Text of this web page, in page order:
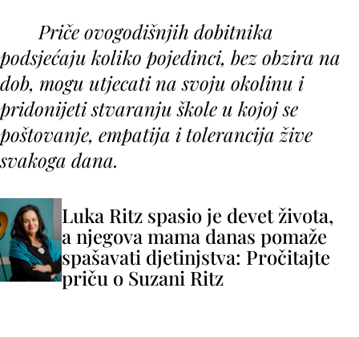
Priče ovogodišnjih dobitnika
podsjećaju koliko pojedinci, bez obzira na
dob, mogu utjecati na svoju okolinu i
pridonijeti stvaranju škole u kojoj se
poštovanje, empatija i tolerancija žive
svakoga dana.
Luka Ritz spasio je devet života,
a njegova mama danas pomaže
spašavati djetinjstva: Pročitajte
priču o Suzani Ritz